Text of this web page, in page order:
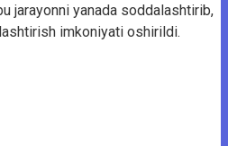
jarayonni yanada soddalashtirib,
imkoniyati oshirildi.